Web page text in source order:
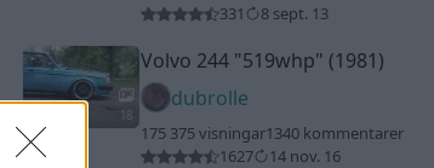
331
8 sept. 13
18
Volvo 244 "519whp" (1981)
dubrolle
175 375 visningar1340 kommentarer
1627
14 nov. 16